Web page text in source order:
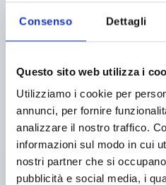
Consenso Dettagli
Questo sito web utilizza i
Utilizziamo i cookie per
annunci, per fornire
analizzare il nostro traffico.
informazioni sul modo in cui
nostri partner che si
pubblicità e social media, i
SENZA CILINDRO
VERSIONE 1=PER CILINDRI
Numero d’ordine: K2465.020
7,88 €
più le spese di spedizione